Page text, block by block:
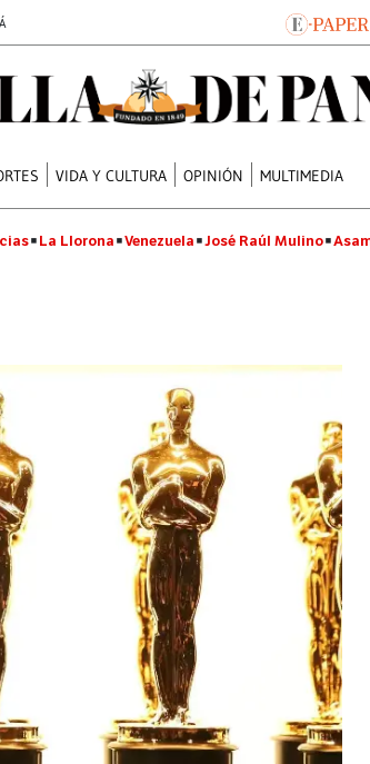
VIDA Y CULTURA OPINIÓN MULTIMEDIA
La Llorona Venezuela José Raúl Mulino